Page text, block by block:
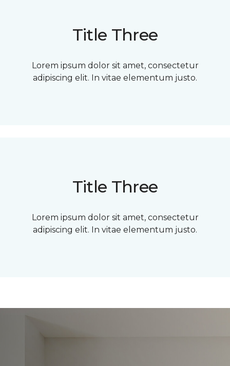
Title Three
Lorem ipsum dolor sit amet, consectetur
adipiscing elit. In vitae elementum justo.
Title Three
Lorem ipsum dolor sit amet, consectetur
adipiscing elit. In vitae elementum justo.